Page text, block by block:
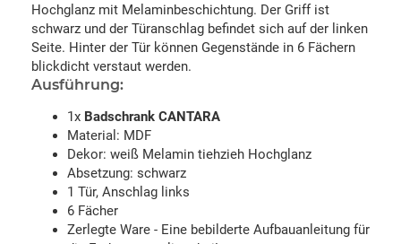
Hochglanz mit Melaminbeschichtung. Der Griff ist
schwarz und der Türanschlag befindet sich auf der linken
Seite. Hinter der Tür können Gegenstände in 6 Fächern
blickdicht verstaut werden.
Ausführung:
1x Badschrank CANTARA
Material: MDF
Dekor: weiß Melamin tiehzieh Hochglanz
Absetzung: schwarz
1 Tür, Anschlag links
6 Fächer
Zerlegte Ware - Eine bebilderte Aufbauanleitung für